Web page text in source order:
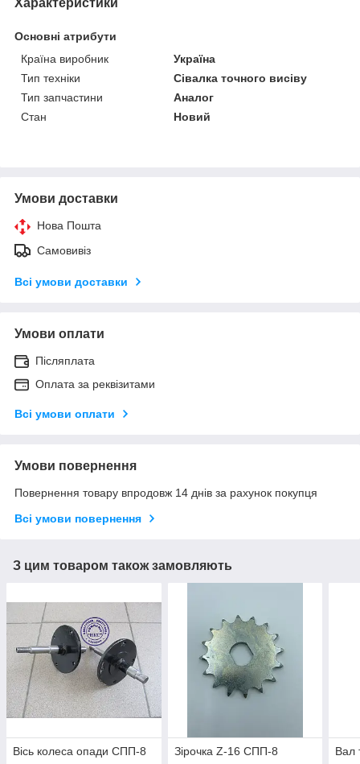
Основні атрибути
Країна виробник
Україна
Тип техніки
Сівалка точного висіву
Тип запчастини
Аналог
Стан
Новий
Умови доставки
Нова Пошта
Самовивіз
Всі умови доставки
Умови оплати
Післяплата
Оплата за реквізитами
Всі умови оплати
Умови повернення
Повернення товару впродовж 14 днів за рахунок покупця
Всі умови повернення
З цим товаром також замовляють
Вісь колеса опади СПП-8 Зірочка Z-16 СПП-8 Вал